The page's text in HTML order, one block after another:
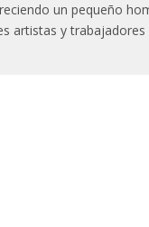
un pequeño
artistas y trabajadores